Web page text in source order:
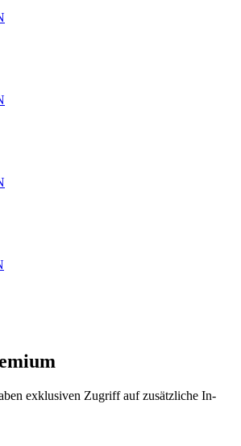
exklusiven Zugriff auf zusätzliche In-